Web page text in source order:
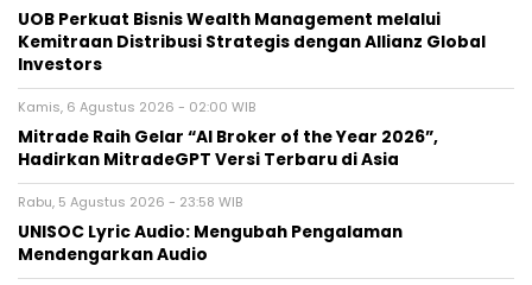
UOB Perkuat Bisnis Wealth Management melalui
Kemitraan Distribusi Strategis dengan Allianz Global
Investors
Kamis, 6 Agustus 2026 - 02:00 WIB
Mitrade Raih Gelar “AI Broker of the Year 2026”,
Hadirkan MitradeGPT Versi Terbaru di Asia
Rabu, 5 Agustus 2026 - 23:58 WIB
UNISOC Lyric Audio: Mengubah Pengalaman
Mendengarkan Audio